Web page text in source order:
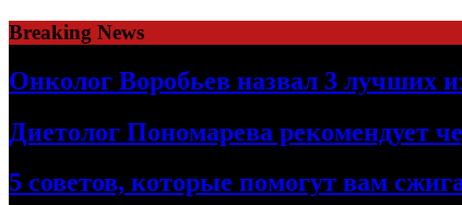
Skip
to
content
Breaking News
Онколог Воробьев назвал 3 лучших
Диетолог Пономарева рекомендует
5 советов, которые помогут вам